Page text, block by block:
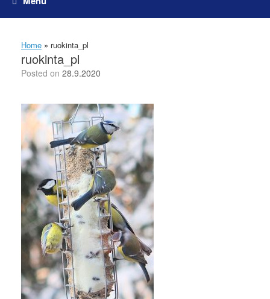
Home » ruokinta_pl
ruokinta_pl
Posted on 28.9.2020